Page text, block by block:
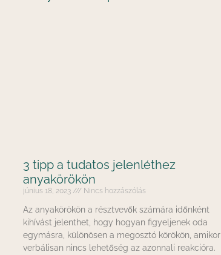
3 tipp a tudatos jelenléthez
anyakörökön
június 18, 2023 Nincs hozzászólás
Az anyakörökön a résztvevők számára időnként
kihívást jelenthet, hogy hogyan figyeljenek oda
egymásra, különösen a megosztó körökön, amikor
verbálisan nincs lehetőség az azonnali reakcióra.